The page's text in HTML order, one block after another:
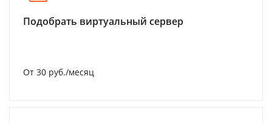
Подобрать виртуальный сервер
От 30 руб./месяц